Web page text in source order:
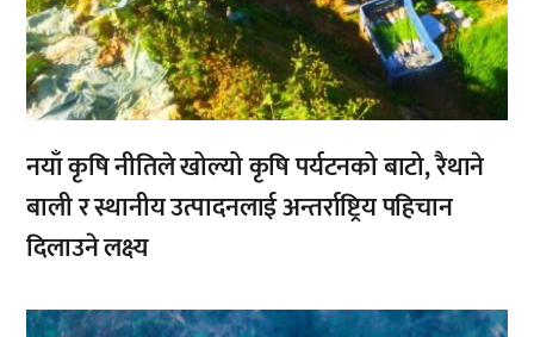
नयाँ कृषि नीतिले खोल्यो कृषि पर्यटनको बाटो, रैथाने
बाली र स्थानीय उत्पादनलाई अन्तर्राष्ट्रिय पहिचान
दिलाउने लक्ष्य
,